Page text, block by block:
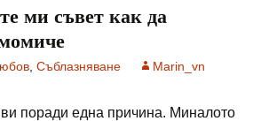
ми съвет как да
Съблазняване Marin_vn
поради една причина. Миналото